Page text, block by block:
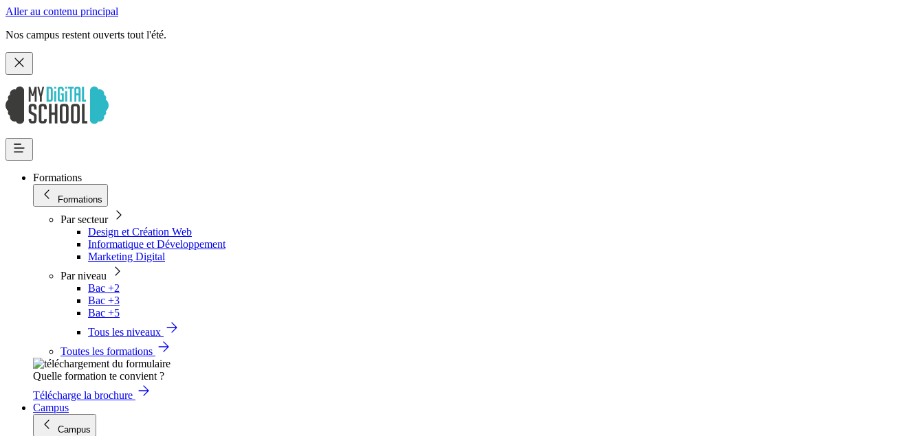
Aller au contenu principal
Nos campus restent ouverts tout l'été.
Formations
Formations
Par secteur
Design et Création Web
Informatique et Développement
Marketing Digital
Par niveau
Bac +2
Bac +3
Bac +5
Tous les niveaux
Toutes les formations
Quelle formation te convient ?
Télécharge la brochure
Campus
Campus